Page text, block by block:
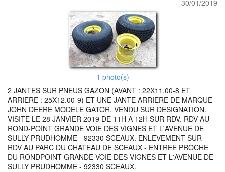
30/01/2019
1 photo(s)
2 JANTES SUR PNEUS GAZON (AVANT : 22X11.00-8 ET
ARRIERE : 25X12.00-9) ET UNE JANTE ARRIERE DE MARQUE
JOHN DEERE MODELE GATOR. VENDU SUR DESIGNATION.
VISITE LE 28 JANVIER 2019 DE 11H A 12H SUR RDV. RDV AU
ROND-POINT GRANDE VOIE DES VIGNES ET L'AVENUE DE
SULLY PRUDHOMME - 92330 SCEAUX. ENLEVEMENT SUR
RDV AU PARC DU CHATEAU DE SCEAUX - ENTREE PROCHE
DU RONDPOINT GRANDE VOIE DES VIGNES ET L'AVENUE DE
SULLY PRUDHOMME - 92330 SCEAUX.